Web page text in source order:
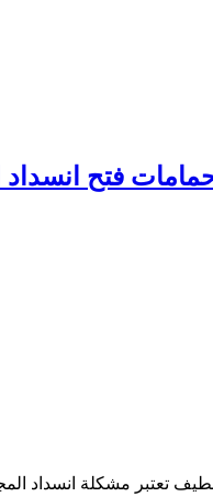
فتح انسداد
مشكلة انسداد